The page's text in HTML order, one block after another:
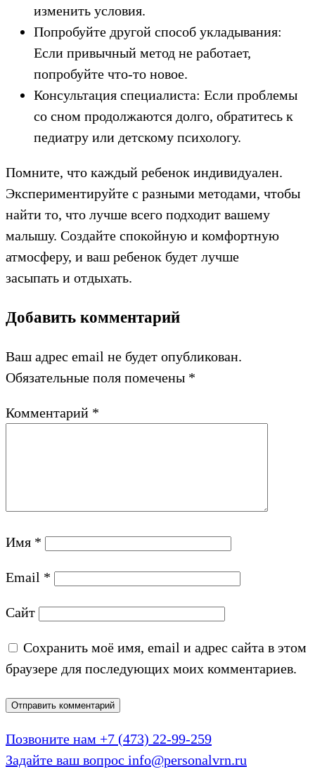
изменить условия.
Попробуйте другой способ укладывания:
Если привычный метод не работает,
попробуйте что-то новое.
Консультация специалиста: Если проблемы
со сном продолжаются долго, обратитесь к
педиатру или детскому психологу.
Помните, что каждый ребенок индивидуален.
Экспериментируйте с разными методами, чтобы
найти то, что лучше всего подходит вашему
малышу. Создайте спокойную и комфортную
атмосферу, и ваш ребенок будет лучше
засыпать и отдыхать.
Добавить комментарий
Ваш адрес email не будет опубликован.
Обязательные поля помечены *
Комментарий *
Имя *
Email *
Сайт
Сохранить моё имя, email и адрес сайта в этом
браузере для последующих моих комментариев.
Позвоните нам +7 (473) 22-99-259
Задайте ваш вопрос info@personalvrn.ru